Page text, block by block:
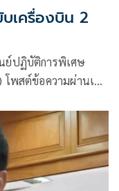
เครื่องบิน 2
ย์ปฏิบัติการพิเศษ
โพสต์ข้อความผ่านเฟ